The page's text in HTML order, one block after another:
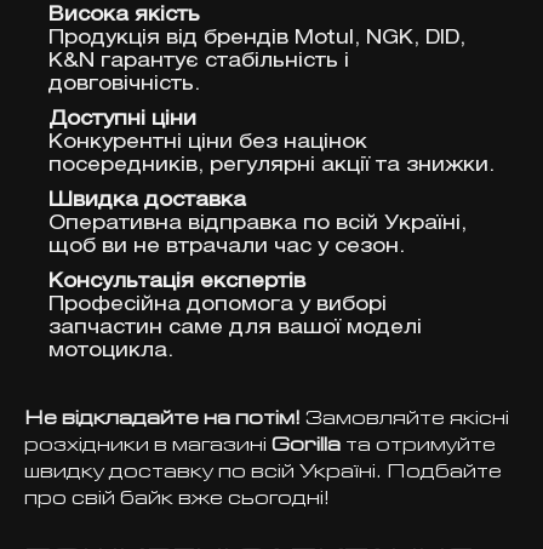
Висока якість
Продукція від брендів Motul, NGK, DID,
K&N гарантує стабільність і
довговічність.
Доступні ціни
Конкурентні ціни без націнок
посередників, регулярні акції та знижки.
Швидка доставка
Оперативна відправка по всій Україні,
щоб ви не втрачали час у сезон.
Консультація експертів
Професійна допомога у виборі
запчастин саме для вашої моделі
мотоцикла.
Не відкладайте на потім! Замовляйте якісні
розхідники в магазині Gorilla та отримуйте
швидку доставку по всій Україні. Подбайте
про свій байк вже сьогодні!